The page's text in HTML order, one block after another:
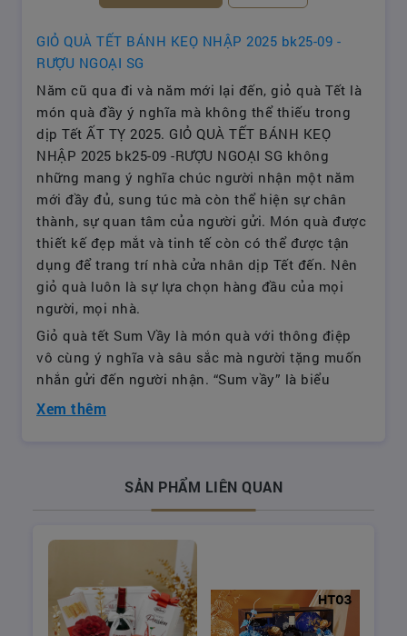
GIỎ QUÀ TẾT BÁNH KEỌ NHẬP 2025 bk25-09 -
RƯỢU NGOẠI SG
Năm cũ qua đi và năm mới lại đến, giỏ quà Tết là
món quà đầy ý nghĩa mà không thể thiếu trong
dịp Tết ẤT TỴ 2025. GIỎ QUÀ TẾT BÁNH KEỌ
NHẬP 2025 bk25-09 -RƯỢU NGOẠI SG không
những mang ý nghĩa chúc người nhận một năm
mới đầy đủ, sung túc mà còn thể hiện sự chân
thành, sự quan tâm của người gửi. Món quà được
thiết kế đẹp mắt và tinh tế còn có thể được tận
dụng để trang trí nhà cửa nhân dịp Tết đến. Nên
giỏ quà luôn là sự lựa chọn hàng đầu của mọi
người, mọi nhà.
Giỏ quà tết Sum Vầy là món quà với thông điệp
vô cùng ý nghĩa và sâu sắc mà người tặng muốn
nhắn gửi đến người nhận. “Sum vầy” là biểu
tượng của tình cảm vô cùng tốt đẹp trong gia
đình, giỏ quà tết Sum vầy còn thể hiện mong
muốn có một năm mới tràn ngập hạnh phúc cho
mỗi người thương yêu.
Xem thêm
SẢN PHẨM LIÊN QUAN